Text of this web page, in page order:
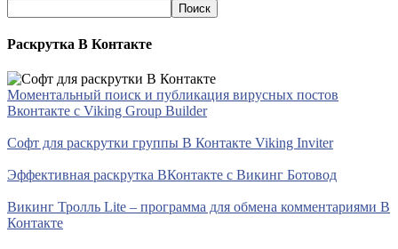
Раскрутка В Контакте
Моментальный поиск и публикация вирусных постов
Вконтакте с Viking Group Builder
Софт для раскрутки группы В Контакте Viking Inviter
Эффективная раскрутка ВКонтакте с Викинг Ботовод
Викинг Тролль Lite – программа для обмена комментариями В
Контакте